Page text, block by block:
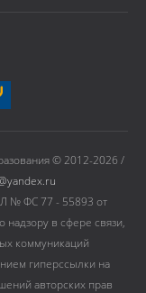
© 2012-2026 /
№ ФС 77 - 55893 от
в сфере связи,
коммуникаций
гиперссылки на
авторских прав